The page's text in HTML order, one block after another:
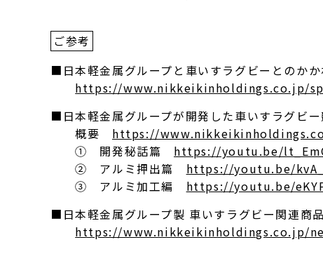
ご参考
■日本軽金属グループと車いすラグビーとのかか
https://www.nikkeikinholdings.co.jp/
■日本軽金属グループが開発した車いすラグビ
概要 https://
① 開発秘話篇 https://youtu.be/
② アルミ押出篇 https://youtu.be/
③ アルミ加工編 https://youtu.be/
■日本軽金属グループ製 車いすラグビー関連商
https://www.nikkeikinholdings.co.jp/